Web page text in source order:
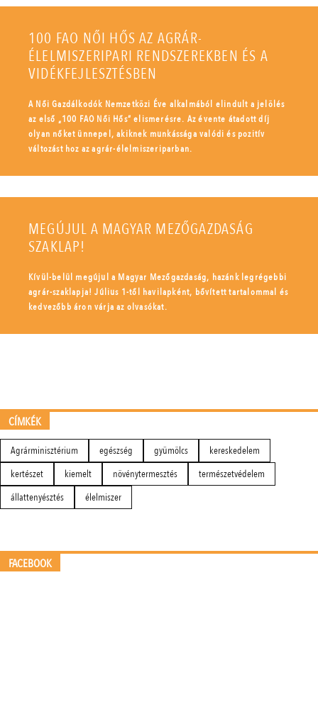
100 FAO NŐI HŐS AZ AGRÁR-
ÉLELMISZERIPARI RENDSZEREKBEN ÉS A
VIDÉKFEJLESZTÉSBEN
A Női Gazdálkodók Nemzetközi Éve alkalmából elindult a jelölés
az első „100 FAO Női Hős” elismerésre. Az évente átadott díj
olyan nőket ünnepel, akiknek munkássága valódi és pozitív
változást hoz az agrár-élelmiszeriparban.
MEGÚJUL A MAGYAR MEZŐGAZDASÁG
SZAKLAP!
Kívül-belül megújul a Magyar Mezőgazdaság, hazánk legrégebbi
agrár-szaklapja! Július 1-től havilapként, bővített tartalommal és
kedvezőbb áron várja az olvasókat.
CÍMKÉK
Agrárminisztérium egészség gyümölcs
kereskedelem
kertészet
kiemelt növénytermesztés
természetvédelem
állattenyésztés
élelmiszer
FACEBOOK